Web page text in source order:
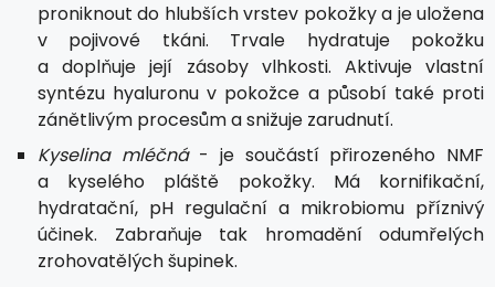
proniknout do hlubších vrstev pokožky a je uložena
v pojivové tkáni. Trvale hydratuje pokožku
a doplňuje její zásoby vlhkosti. Aktivuje vlastní
syntézu hyaluronu v pokožce a působí také proti
zánětlivým procesům a snižuje zarudnutí.
Kyselina mléčná- je součástí přirozeného NMF
a kyselého pláště pokožky. Má kornifikační,
hydratační, pH regulační a mikrobiomu příznivý
účinek. Zabraňuje tak hromadění odumřelých
zrohovatělých šupinek.